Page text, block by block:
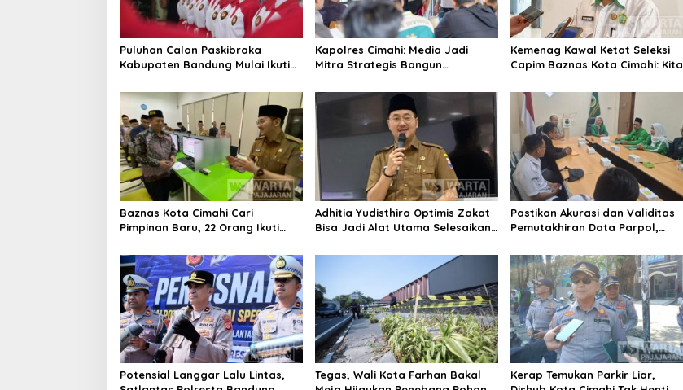
Puluhan Calon Paskibraka
Kabupaten Bandung Mulai Ikuti
Kapolres Cimahi: Media Jadi
Mitra Strategis Bangun
Kemenag Kawal Ketat Seleksi
Capim Baznas Kota Cimahi: Kita
Berintegritas
Baznas Kota Cimahi Cari
Pimpinan Baru, 22 Orang Ikuti
Adhitia Yudisthira Optimis Zakat
Bisa Jadi Alat Utama Selesaikan
Pastikan Akurasi dan Validitas
Pemutakhiran Data Parpol,
Pengawasan
Potensial Langgar Lalu Lintas,
Tegas, Wali Kota Farhan Bakal
Kerap Temukan Parkir Liar,